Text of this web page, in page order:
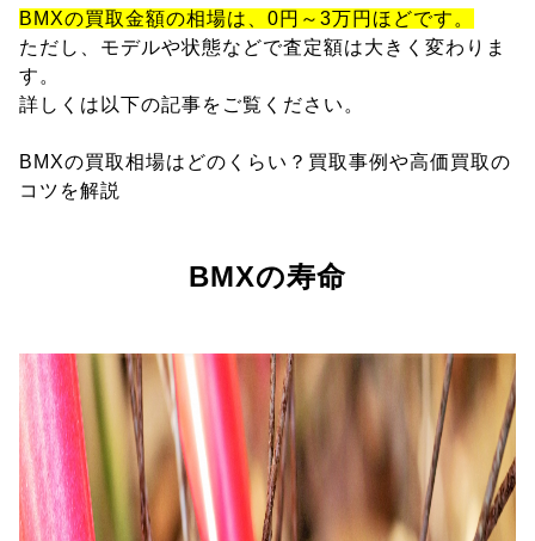
BMXの買取金額の相場は、0円～3万円ほどです。
ただし、モデルや状態などで査定額は大きく変わりま
す。
詳しくは以下の記事をご覧ください。
BMXの買取相場はどのくらい？買取事例や高価買取の
コツを解説
BMXの寿命